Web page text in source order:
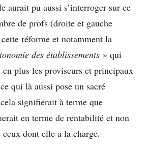
aurait pu aussi s’interroger sur ce
de profs (droite et gauche
réforme et notamment la
des établissements » qui
plus les proviseurs et principaux
qui là aussi pose un sacré
signifierait à terme que
en terme de rentabilité et non
ceux dont elle a la charge.